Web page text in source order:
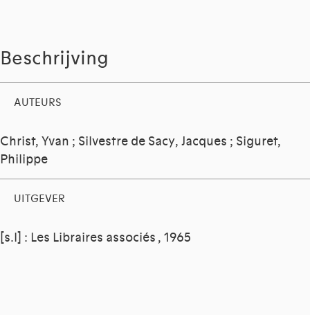
Beschrijving
AUTEURS
Christ, Yvan ; Silvestre de Sacy, Jacques ; Siguret,
Philippe
UITGEVER
[s.l] : Les Libraires associés , 1965